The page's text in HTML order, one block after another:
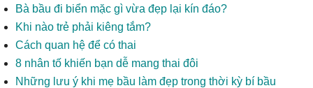
Bà bầu đi biển mặc gì vừa đẹp lại kín đáo?
Khi nào trẻ phải kiêng tắm?
Cách quan hệ để có thai
8 nhân tố khiến bạn dễ mang thai đôi
Những lưu ý khi mẹ bầu làm đẹp trong thời kỳ bí bầu